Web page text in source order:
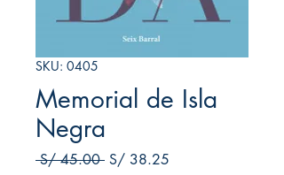
SKU: 0405
Memorial de Isla
Negra
S/ 45.00 Precio
S/ 38.25